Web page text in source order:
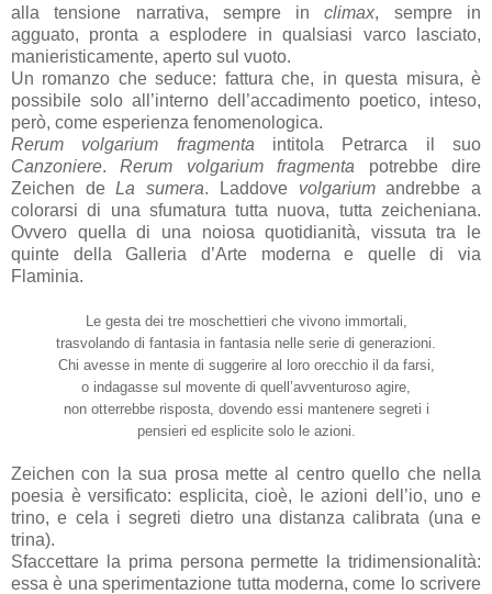
alla tensione narrativa, sempre inclimax, sempre in
agguato, pronta a esplodere in qualsiasi varco lasciato,
manieristicamente, aperto sul vuoto.
Un romanzo che seduce: fattura che, in questa misura, è
possibile solo all’interno dell’accadimento poetico, inteso,
però, come esperienza fenomenologica.
Rerum volgarium fragmenta intitola Petrarca il suo
Canzoniere.Rerum volgarium fragmenta potrebbe dire
Zeichen deLa sumera. Laddove volgariumandrebbe a
colorarsi di una sfumatura tutta nuova, tutta zeicheniana.
Ovvero quella di una noiosa quotidianità, vissuta tra le
quinte della Galleria d’Arte moderna e quelle di via
Flaminia.
Le gesta dei tre moschettieri che vivono immortali,
trasvolando di fantasia in fantasia nelle serie di generazioni.
Chi avesse in mente di suggerire al loro orecchio il da farsi,
o indagasse sul movente di quell’avventuroso agire,
non otterrebbe risposta, dovendo essi mantenere segreti i
pensieri ed esplicite solo le azioni.
Zeichen con la sua prosa mette al centro quello che nella
poesia è versificato: esplicita, cioè, le azioni dell’io, uno e
trino, e cela i segreti dietro una distanza calibrata (una e
trina).
Sfaccettare la prima persona permette la tridimensionalità:
essa è una sperimentazione tutta moderna, come lo scrivere